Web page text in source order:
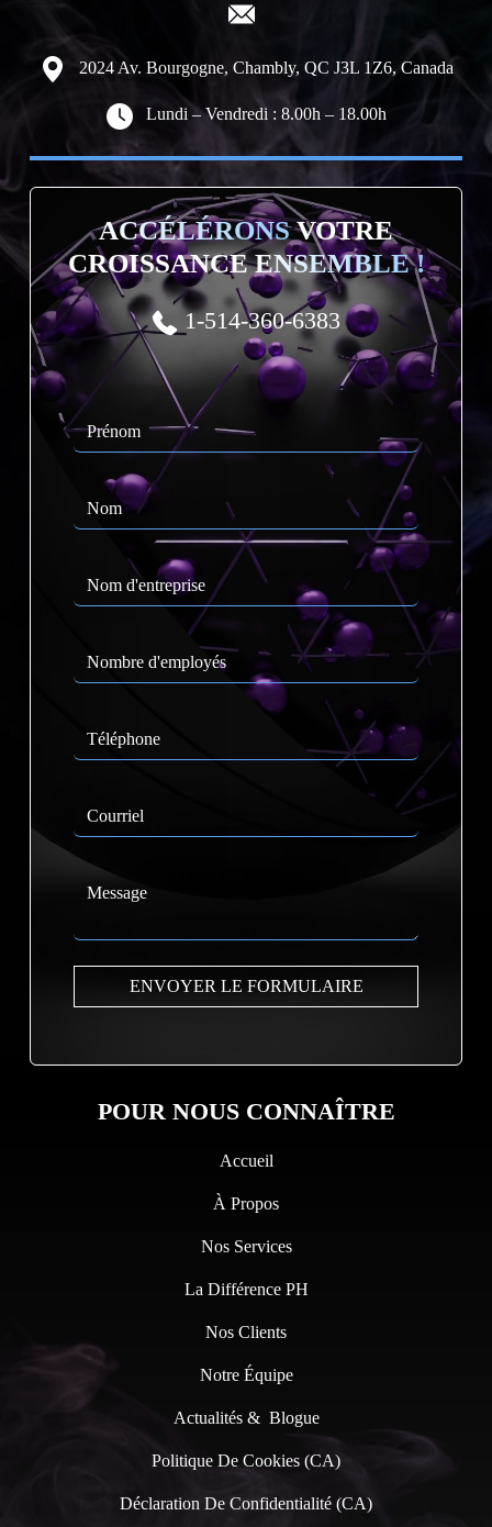
2024 Av. Bourgogne, Chambly, QC J3L 1Z6, Canada
Lundi – Vendredi : 8.00h – 18.00h
ACCÉLÉRONSVOTRE
CROISSANCEENSEMBLE !
1-514-360-6383
POUR NOUS CONNAÎTRE
Accueil
À Propos
Nos Services
La Différence PH
Nos Clients
Notre Équipe
Actualités & Blogue
Politique De Cookies (CA)
Déclaration De Confidentialité (CA)